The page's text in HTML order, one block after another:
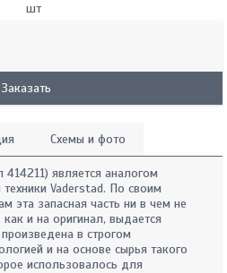
шт
Заказать
Схемы и фото
414211) является аналогом
Vaderstad. По своим
эта запасная часть ни в чем не
и на оригинал, выдается
в строгом
и на основе сырья такого
использовалось для